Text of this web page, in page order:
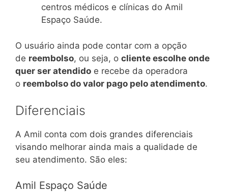
centros médicos e clínicas do Amil
Espaço Saúde.
O usuário ainda pode contar com a opção
de reembolso, ou seja, o cliente escolhe onde
quer ser atendido e recebe da operadora
o reembolso do valor pago pelo atendimento.
Diferenciais
A Amil conta com dois grandes diferenciais
visando melhorar ainda mais a qualidade de
seu atendimento. São eles:
Amil Espaço Saúde